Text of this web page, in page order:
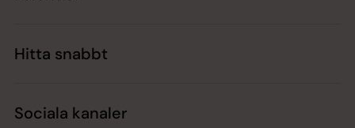
Hitta snabbt
Sociala kanaler